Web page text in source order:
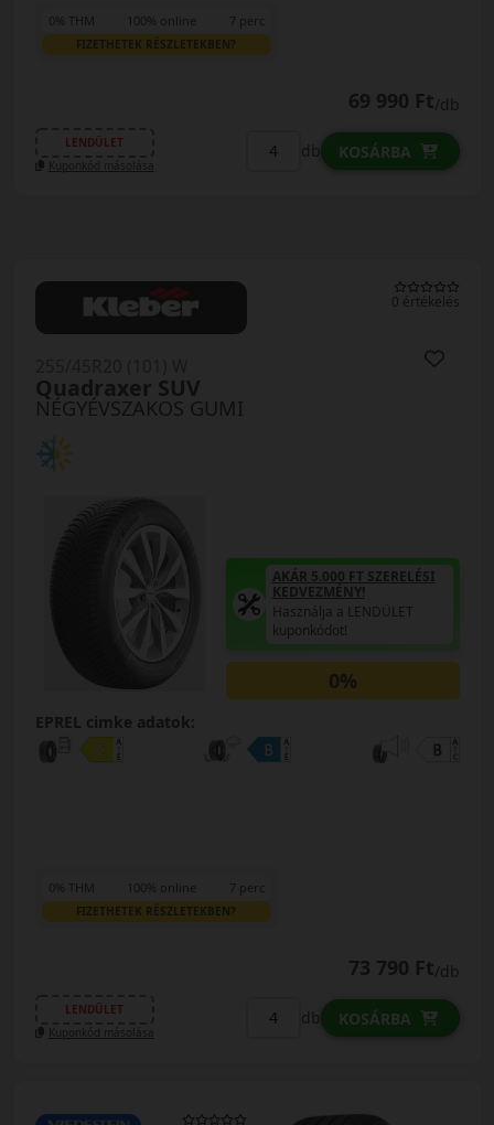
0% THM 100% online 7 perc
FIZETHETEK RÉSZLETEKBEN?
69 990 Ft/db
LENDÜLET
Kuponkód másolása
db KOSÁRBA
0 értékelés
NÉGYÉVSZAKOS GUMI
Quadraxer SUV
AKÁR 5.000 FT SZERELÉSI
KEDVEZMÉNY!
Használja a LENDÜLET
kuponkódot!
0%
EPREL cimke adatok:
0% THM 100% online 7 perc
FIZETHETEK RÉSZLETEKBEN?
73 790 Ft/db
LENDÜLET
Kuponkód másolása
db KOSÁRBA